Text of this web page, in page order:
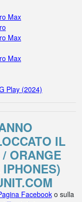
Max
Max
Max
Play (2024)
IL
ORANGE
Facebooko sulla